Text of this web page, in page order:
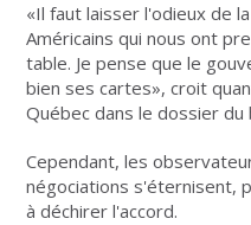
«Il faut laisser l'odieux de
Américains qui nous ont
table. Je pense que le
bien ses cartes», croit
Québec dans le dossier du
Cependant, les
négociations s'éternisent,
à déchirer l'accord.